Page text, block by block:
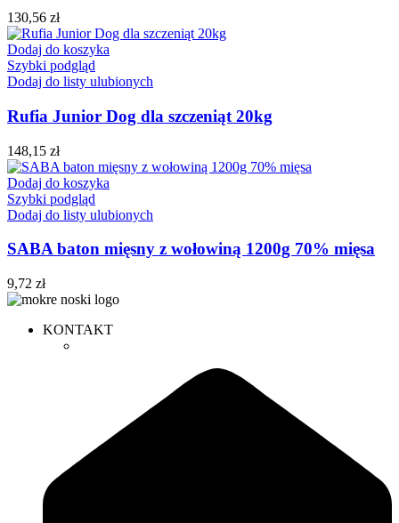
130,56 zł
Dodaj do koszyka
Szybki podgląd
Dodaj do listy ulubionych
Rufia Junior Dog dla szczeniąt 20kg
148,15 zł
Dodaj do koszyka
Szybki podgląd
Dodaj do listy ulubionych
SABA baton mięsny z wołowiną 1200g 70% mięsa
9,72 zł
KONTAKT